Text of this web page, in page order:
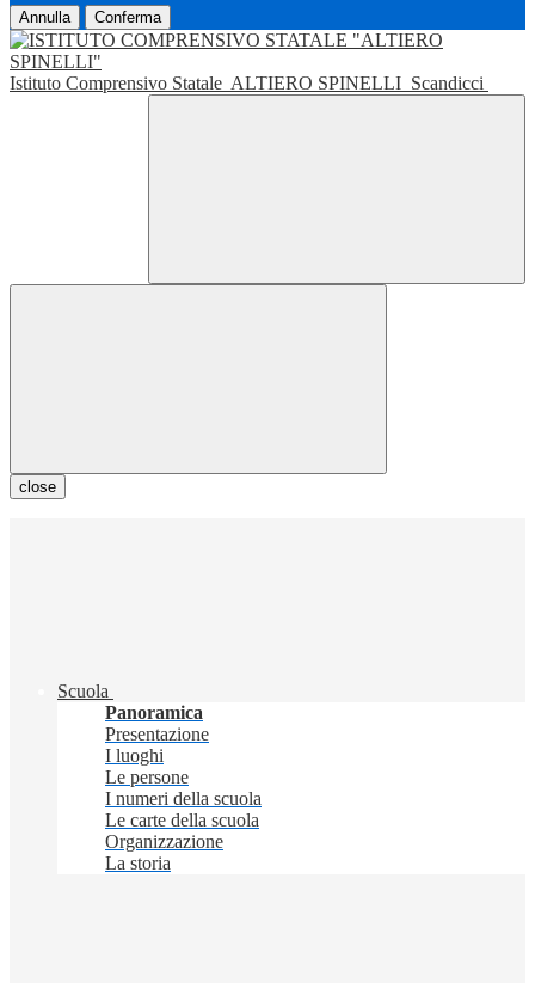
Annulla Conferma
Istituto Comprensivo Statale ALTIERO SPINELLI Scandicci
close
Scuola
Panoramica
Presentazione
I luoghi
Le persone
I numeri della scuola
Le carte della scuola
Organizzazione
La storia